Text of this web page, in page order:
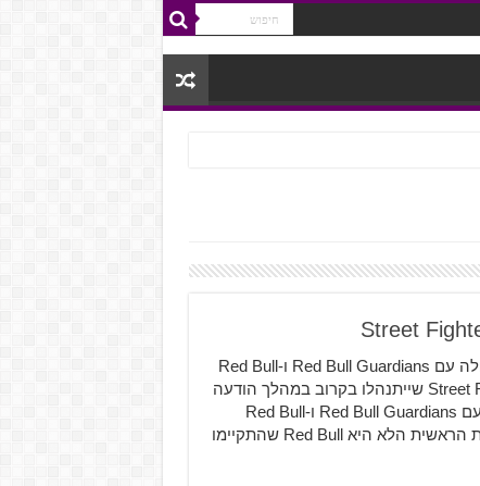
ענקית התצוגה AOC הודיעה בגאווה רבה על שיתוף פעולה עם Red Bull Guardians ו-Red Bull
Kumite, בתור ספקית המסכים לטורנירי ה-Dota 2 ו-Street Fighter V שייתנהלו בקרוב במהלך הודעה
חדשה שפירסמה ענקית המסכים AOC שיתוף פעולה נחשף עם Red Bull Guardians ו-Red Bull
Kumite שהינם שני טורנירי ספורט אלקטרוני תחת הספונסרית הראשית הלא היא Red Bull שהתקיימו